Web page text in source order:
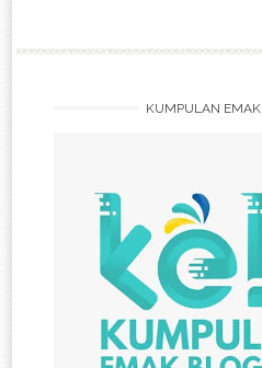
KUMPULAN EMAK